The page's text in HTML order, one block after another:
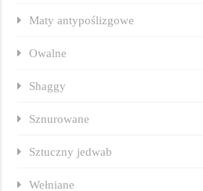
Maty antypoślizgowe
Owalne
Shaggy
Sznurowane
Sztuczny jedwab
Wełniane